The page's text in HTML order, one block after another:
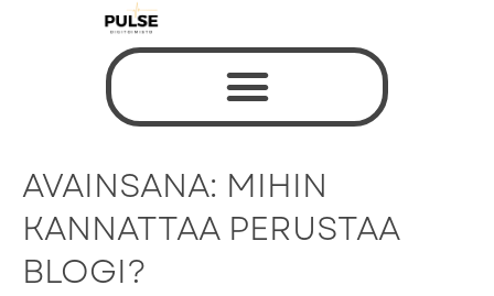
AVAINSANA: MIHIN
KANNATTAA PERUSTAA
BLOGI?